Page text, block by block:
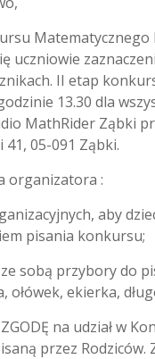
Matematycznego
uczniowie
II etap
13.30 dla
MathRider Ząbki
41, 05-091 Ząbki.
organizatora :
aby
pisania konkursu;
ze sobą przybory do
ołówek, ekierka,
ZGODĘ na udział w
przez Rodziców.